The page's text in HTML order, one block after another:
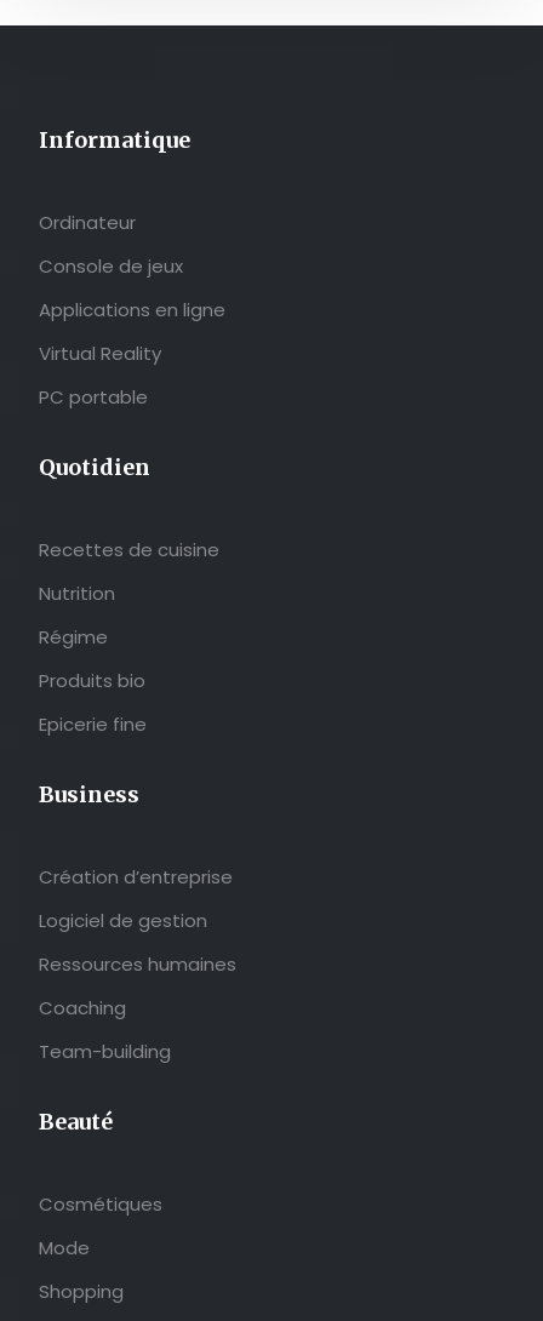
Informatique
Ordinateur
Console de jeux
Applications en ligne
Virtual Reality
PC portable
Quotidien
Recettes de cuisine
Nutrition
Régime
Produits bio
Epicerie fine
Business
Création d’entreprise
Logiciel de gestion
Ressources humaines
Coaching
Team-building
Beauté
Cosmétiques
Mode
Shopping